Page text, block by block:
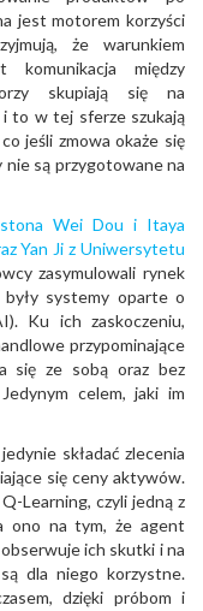
jest motorem korzyści
że warunkiem
między
skupiają się na
to w tej sferze szukają
jeśli zmowa okaże się
nie są przygotowane na
Wei Dou i Itaya
Yan Ji z Uniwersytetu
zasymulowali rynek
były systemy oparte o
Ku ich zaskoczeniu,
przypominające
się ze sobą oraz bez
celem, jaki im
składać zlecenia
się ceny aktywów.
Learning, czyli jedną z
ono na tym, że agent
ich skutki i na
dla niego korzystne.
dzięki próbom i